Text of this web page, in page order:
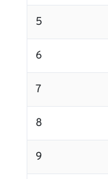
5
6
7
8
9